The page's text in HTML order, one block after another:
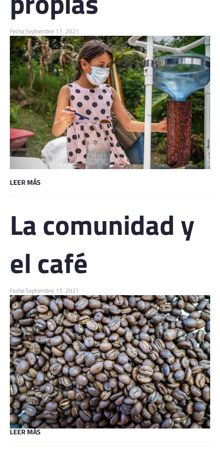
Fecha:Septiembre 17, 2021
LEER MÁS
La comunidad y
el café
Fecha:Septiembre 17, 2021
LEER MÁS